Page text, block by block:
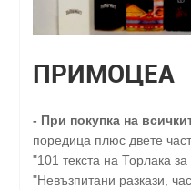
ПРИМОЦЕА
- При покупка на
поредица плюс двете
"101 текста на Торлака
"Невъзпитани разкази,